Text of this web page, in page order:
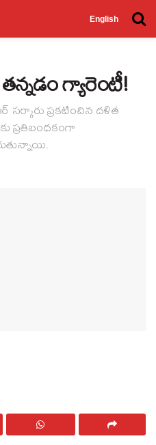
English
గ్యారెంటీ!
ప్ర‌క‌టించిన ద‌ళిత
ప్ర‌తిబంధ‌కంగా